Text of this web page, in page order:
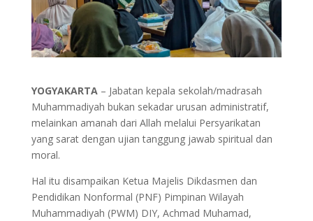
YOGYAKARTA– Jabatan kepala sekolah/madrasah
Muhammadiyah bukan sekadar urusan administratif,
melainkan amanah dari Allah melalui Persyarikatan
yang sarat dengan ujian tanggung jawab spiritual dan
moral.
Hal itu disampaikan Ketua Majelis Dikdasmen dan
Pendidikan Nonformal (PNF) Pimpinan Wilayah
Muhammadiyah (PWM) DIY, Achmad Muhamad,